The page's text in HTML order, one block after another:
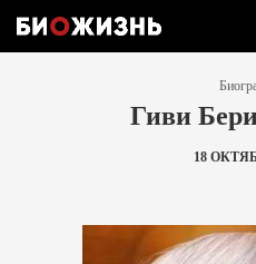
Гиви
18